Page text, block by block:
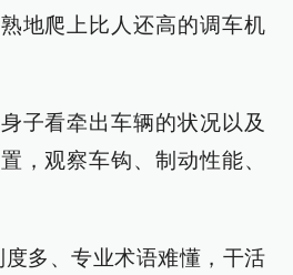
地爬上比人还高的调车机
子看牵出车辆的状况以及
，观察车钩、制动性能、
多、专业术语难懂，干活